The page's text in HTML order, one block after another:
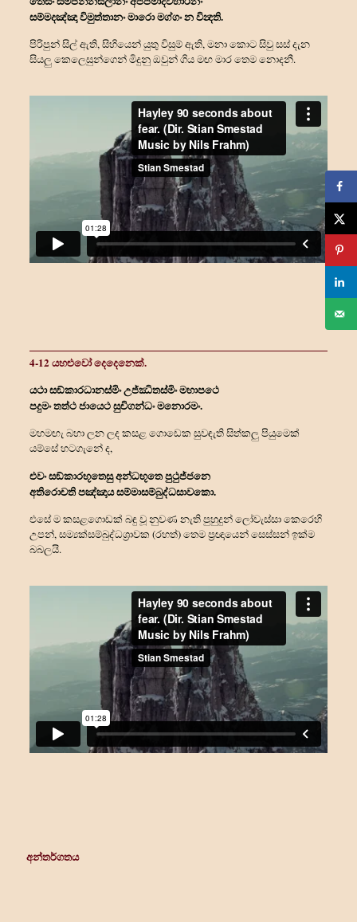
සම්මදඤ්ඤා විමුත්තානං මාරො මග්ගං න වින්‍දති.
පිරිපුන් සිල් ඇති, සිහියෙන් යුතු විසුම් ඇති, මනා කොට සිවු සස් දැන
සියලු කෙලෙසුන්ගෙන් මිදුනු ඔවුන් ගිය මඟ මාර තෙම නොදනී.
4-12 යහළුවෝ දෙදෙනෙක්.
යථා සඞ්කාරධානස්මිං උජ්ඣිතස්මිං මහාපථෙ
පදුමං තත්‍ථ ජායෙථ සුචිගන්‍ධං මනොරමං.
මහමඟැ බහා ලන ලද කසළ ගොඩෙක සුවඳැති සිත්කලු පියුමෙක්
යම්සේ හටගැනේ ද,
එවං සඞ්කාරභූතෙසු අන්‍ධභූතෙ පුථුජ්ජනෙ
අතිරොචති පඤ්ඤාය සම්මාසම්බුද්ධසාවකො.
එසේ ම කසළගොඩක් බඳු වූ නුවණ නැති පුහුදුන් ලෝවැස්සා කෙරෙහි
උපන්, සම්‍යක්සම්බුද්ධශ්‍රාවක (රහත්) තෙම ප්‍රඥායෙන් සෙස්සන් ඉක්ම
බබලයි.
අන්තර්ගතය